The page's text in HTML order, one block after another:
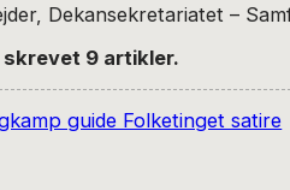
Dekansekretariatet –
9 artikler.